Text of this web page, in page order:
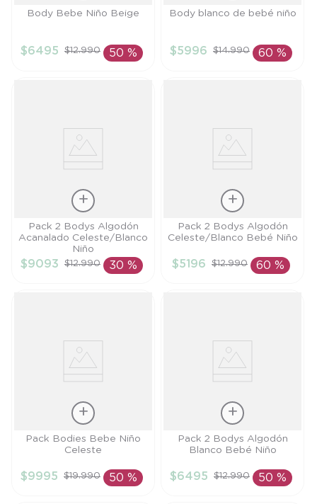
Talla
AÑADIR AL
Body Bebe Niño Beige
$6495 $12.990 50 %
Talla
AÑADIR AL
Body blanco de bebé niño
$5996 $14.990 60 %
Talla
AÑADIR AL
Pack 2 Bodys Algodón
Acanalado Celeste/Blanco
Niño
$9093 $12.990 30 %
Talla
AÑADIR AL
Pack 2 Bodys Algodón
Celeste/Blanco Bebé Niño
$5196 $12.990 60 %
Talla
AÑADIR AL
Pack Bodies Bebe Niño
Celeste
$9995 $19.990 50 %
Talla
AÑADIR AL
Pack 2 Bodys Algodón
Blanco Bebé Niño
$6495 $12.990 50 %